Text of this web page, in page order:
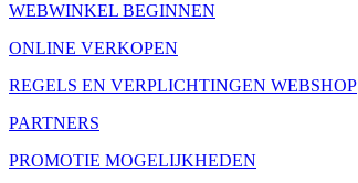
WEBWINKEL BEGINNEN
ONLINE VERKOPEN
REGELS EN VERPLICHTINGEN WEBSHOP
PARTNERS
PROMOTIE MOGELIJKHEDEN